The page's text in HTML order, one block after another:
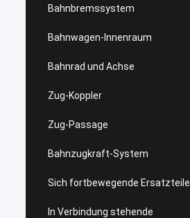
Bahnbremssystem
Bahnwagen-Innenraum
Bahnrad und Achse
Zug-Koppler
Zug-Passage
Bahnzugkraft-System
Sich fortbewegende Ersatzteile
In Verbindung stehende